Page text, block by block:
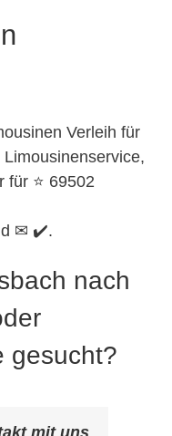
Verleih für
für ⭐ 69502
✉ ✔️.
nach
gesucht?
mit uns